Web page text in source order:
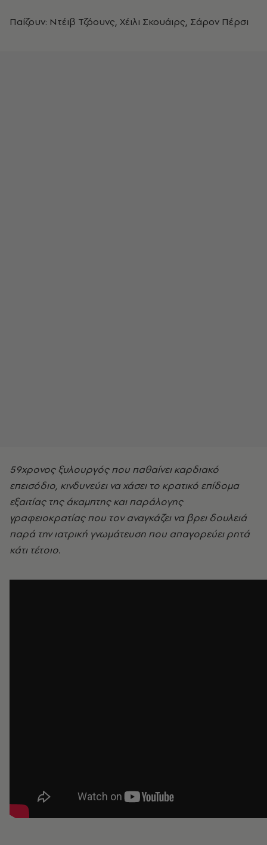
Παίζουν: Ντέιβ Τζόουνς, Χέιλι Σκουάιρς, Σάρον Πέρσι
59χρονος ξυλουργός που παθαίνει καρδιακό
επεισόδιο, κινδυνεύει να χάσει το κρατικό επίδομα
εξαιτίας της άκαμπτης και παράλογης
γραφειοκρατίας που τον αναγκάζει να βρει δουλειά
παρά την ιατρική γνωμάτευση που απαγορεύει ρητά
κάτι τέτοιο.